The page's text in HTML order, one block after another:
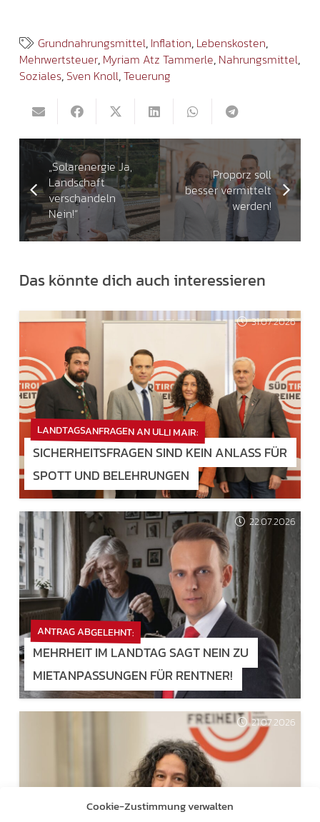
Cookie-Zustimmung verwalten
Grundnahrungsmittel, Inflation, Lebenskosten,
Mehrwertsteuer, Myriam Atz Tammerle, Nahrungsmittel,
Soziales, Sven Knoll,Teuerung
„Solarenergie Ja,
Landschaft
verschandeln
Nein!“
Proporz soll
besser vermittelt
werden!
Das könnte dich auch interessieren
31.07.2026
LANDTAGSANFRAGEN AN ULLI MAIR:
SICHERHEITSFRAGEN SIND KEIN ANLASS FÜR
SPOTT UND BELEHRUNGEN
22.07.2026
ANTRAG ABGELEHNT:
MEHRHEIT IM LANDTAG SAGT NEIN ZU
MIETANPASSUNGEN FÜR RENTNER!
21.07.2026